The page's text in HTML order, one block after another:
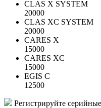
CLAS X SYSTEM
20000
CLAS XC SYSTEM
20000
CARES X
15000
CARES XC
15000
EGIS C
12500
Регистрируйте